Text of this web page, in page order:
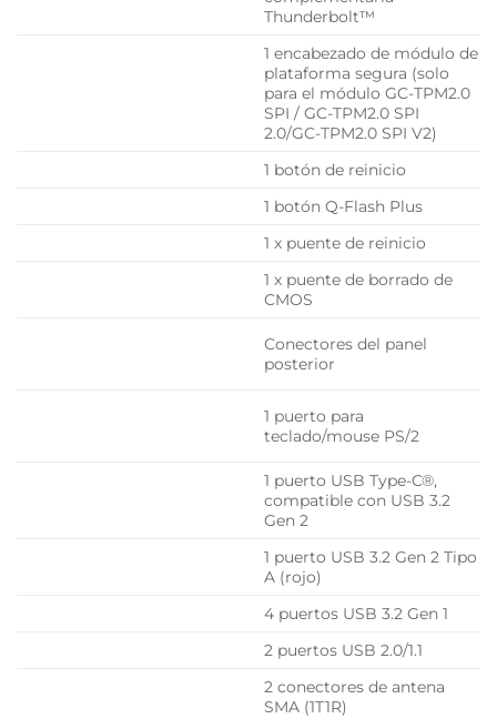
Thunderbolt™
1 encabezado de módulo de
plataforma segura (solo
para el módulo GC-TPM2.0
SPI / GC-TPM2.0 SPI
2.0/GC-TPM2.0 SPI V2)
1 botón de reinicio
1 botón Q-Flash Plus
1 x puente de reinicio
1 x puente de borrado de
CMOS
Conectores del panel
posterior
1 puerto para
teclado/mouse PS/2
1 puerto USB Type-C®,
compatible con USB 3.2
Gen 2
1 puerto USB 3.2 Gen 2 Tipo
A (rojo)
4 puertos USB 3.2 Gen 1
2 puertos USB 2.0/1.1
2 conectores de antena
SMA (1T1R)